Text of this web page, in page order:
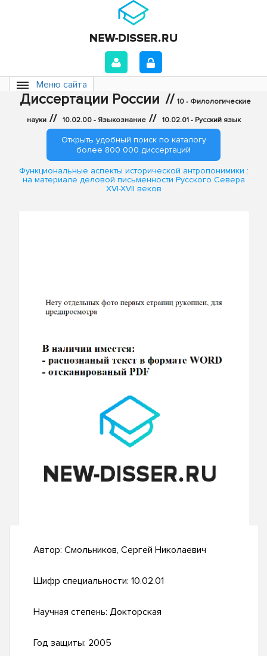
Меню сайта
Диссертации России // 10 - Филологические
науки // 10.02.00 - Языкознание // 10.02.01 - Русский язык
Открыть удобный поиск по каталогу
более 800 000 диссертаций
Функциональные аспекты исторической антропонимики :
на материале деловой письменности Русского Севера
XVI-XVII веков
Автор: Смольников, Сергей Николаевич
Шифр специальности: 10.02.01
Научная степень: Докторская
Год защиты: 2005